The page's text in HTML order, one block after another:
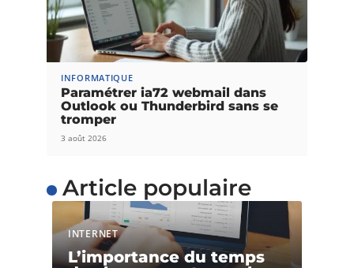
INFORMATIQUE
Paramétrer ia72 webmail dans
Outlook ou Thunderbird sans se
tromper
3 août 2026
Article populaire
INTERNET
L’importance du temps